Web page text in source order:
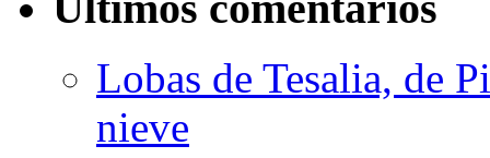
Lobas de Tesalia, de
nieve